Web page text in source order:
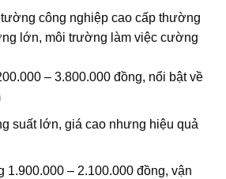
công nghiệp cao cấp thường
lớn, môi trường làm việc cường
– 3.800.000 đồng, nổi bật về
suất lớn, giá cao nhưng hiệu quả
1.900.000 – 2.100.000 đồng, vận